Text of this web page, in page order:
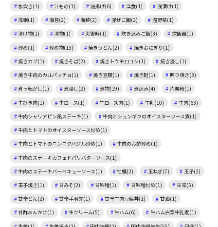
水炊き(1) 汁もの(1) 油揚げ(6) 洋食(1)
浅漬け(1)
浅蜊(1)
海苔(2) 海鮮(2) 混ぜご飯(2)
温野菜(1)
漬け物(1)
漬物(1) 災害時(1) 炊き込みご飯(3)
炊飯器(1)
炒め(1)
炒め物(13) 焼きうどん(2)
焼きおにぎり(1)
焼きカブ(1)
焼きそば(2) 焼きトウモロコシ(1)
焼き浸し(1)
焼き牛肉のカルパッチョ(1)
焼き豆腐(1) 焼き麩(1)
照り焼き(3)
煮っ転がし(1)
煮浸し(2) 煮物(19) 煮込み(4)
片栗粉(1)
牛ひき肉(1)
牛ロース(1) 牛ロース肉(1) 牛乳(10)
牛肉(63)
牛肉シャリアピン風ステーキ(1)
牛肉とシュンギクのオイスターソース煮(1)
牛肉とトマトのオイスターソース炒め(1)
牛肉とトマトのニンニクバジル炒め(1)
牛肉のお酢炒め(1)
牛肉のステーキカフェドパリバターソース(1)
牛肉のステーキバーベキューソース(1)
牡蠣(2) 玉ねぎ(7)
玉子(2)
玉子焼き(1)
甘みそ(2) 甘味噌(1) 甘味噌炒め(1)
甘辛(5)
甘辛どん(2)
甘辛手羽先(1) 甘辛牛肉豆腐丼(1)
甘酒(1)
甘酢あんかけ(1)
生クリーム(5) 生ハム(6)
生ハム白菜牛乳煮(1)